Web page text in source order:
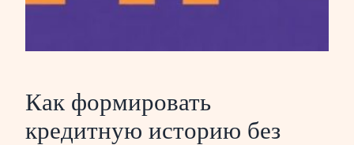
Как формировать
кредитную историю без